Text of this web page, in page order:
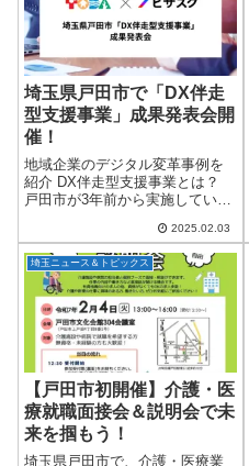
埼玉県戸田市で「DX伴走
型支援事業」成果発表会開
催！
地域企業のデジタル変革事例を
紹介 DX伴走型支援事業とは？
戸田市が3年前から実施している
の中小企業が外部の専門家と連
携し、ICTを活用して経営課題を
解決する取り組みです。生産性
の向上や...
2025.02.03
埼玉ニュース＆トピックス
【戸田市初開催】介護・医
療就職面接会＆説明会で未
来を掴もう！
埼玉県戸田市で、介護・医療業